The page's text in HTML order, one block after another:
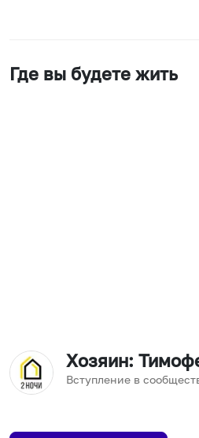
Где вы будете жить
Хозяин:
Вступление в